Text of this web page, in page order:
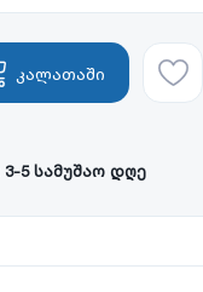
კალათაში
3-5 სამუშაო დღე